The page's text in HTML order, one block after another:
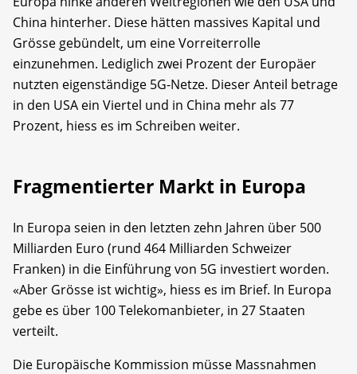
China hinterher. Diese hätten massives Kapital und
Grösse gebündelt, um eine Vorreiterrolle
einzunehmen. Lediglich zwei Prozent der Europäer
nutzten eigenständige 5G-Netze. Dieser Anteil betrage
in den USA ein Viertel und in China mehr als 77
Prozent, hiess es im Schreiben weiter.
Fragmentierter Markt in Europa
In Europa seien in den letzten zehn Jahren über 500
Milliarden Euro (rund 464 Milliarden Schweizer
Franken) in die Einführung von 5G investiert worden.
«Aber Grösse ist wichtig», hiess es im Brief. In Europa
gebe es über 100 Telekomanbieter, in 27 Staaten
verteilt.
Die Europäische Kommission müsse Massnahmen